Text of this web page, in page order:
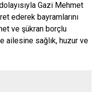
Gazi Mehmet
ederek bayramlarını
ve şükran borçlu
ailesine sağlık, huzur ve